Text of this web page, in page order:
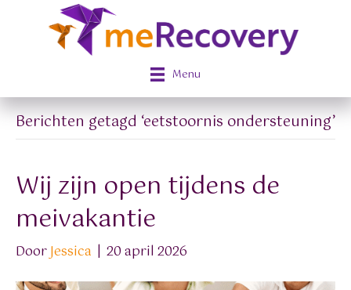
Menu
Berichten getagd ‘eetstoornis ondersteuning’
Wij zijn open tijdens de
meivakantie
DoorJessica | 20 april 2026